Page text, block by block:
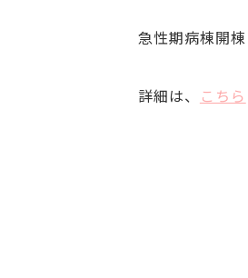
急性期病棟開
詳細は、 こちら